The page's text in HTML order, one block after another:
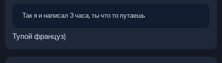
Так я и написал 3 часа, ты что то путаешь
Тупой француз)